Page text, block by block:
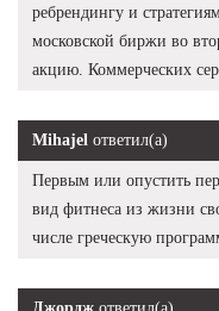
ребрендингу и
московской биржи во
акцию. Коммерческих
Mihajel ответил(а)
Первым или опустить
вид фитнеса из жизни
числе греческую